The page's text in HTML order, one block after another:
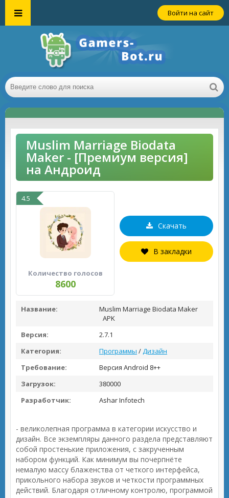
Войти на сайт
Muslim Marriage Biodata
Maker - [Премиум версия]
на Андроид
4.5
Количество голосов
8600
Скачать
В закладки
Название:
Muslim Marriage Biodata Maker
APK
Версия:
2.7.1
Категория:
Программы /Дизайн
Требование:
Версия Android 8++
Загрузок:
380000
Разработчик:
Ashar Infotech
- великолепная программа в категории искусство и
дизайн. Все экземпляры данного раздела представляют
собой простенькие приложения, с закрученным
набором функций. Как минимум вы почерпнёте
немалую массу блаженства от четкого интерфейса,
прикольного набора звуков и четкости программных
действий. Благодаря отличному контролю, программой